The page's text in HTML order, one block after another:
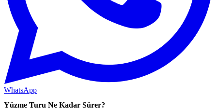
WhatsApp
Yüzme Turu Ne Kadar Sürer?